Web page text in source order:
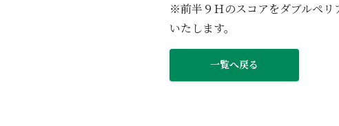
施設紹介
FACILITY
会員専用ページ
MEMBERSHIP
※前半９Ｈのスコアをダブルペリ
いたします。
一覧へ戻る